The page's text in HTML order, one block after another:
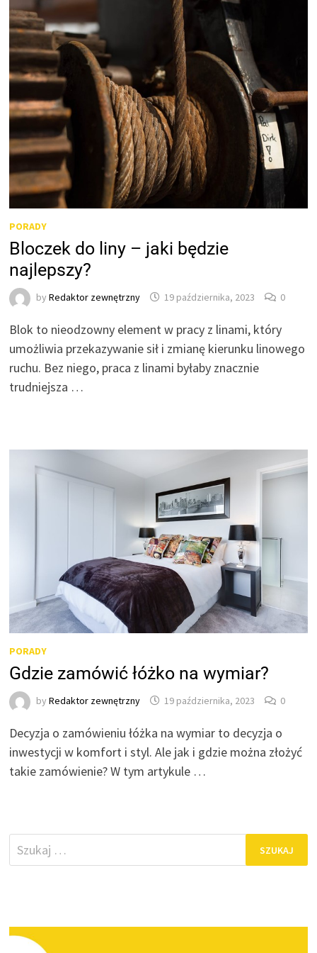
PORADY
Bloczek do liny – jaki będzie
najlepszy?
byRedaktor zewnętrzny 19 października, 2023 0
Blok to nieodzowny element w pracy z linami, który
umożliwia przekazywanie sił i zmianę kierunku linowego
ruchu. Bez niego, praca z linami byłaby znacznie
trudniejsza …
PORADY
Gdzie zamówić łóżko na wymiar?
byRedaktor zewnętrzny 19 października, 2023 0
Decyzja o zamówieniu łóżka na wymiar to decyzja o
inwestycji w komfort i styl. Ale jak i gdzie można złożyć
takie zamówienie? W tym artykule …
Szukaj: